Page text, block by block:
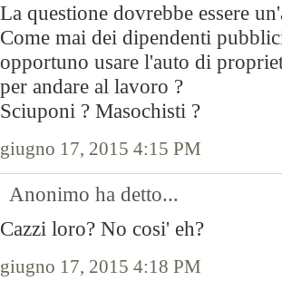
La questione dovrebbe essere
Come mai dei dipendenti
opportuno usare l'auto di
per andare al lavoro ?
Sciuponi ? Masochisti ?
giugno 17, 2015 4:15 PM
Anonimo ha detto...
Cazzi loro? No cosi' eh?
giugno 17, 2015 4:18 PM